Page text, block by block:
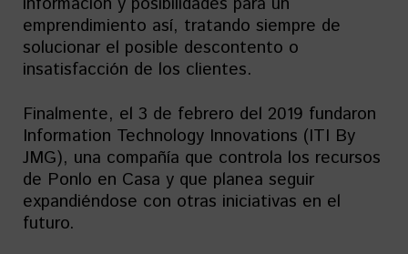
emprendimiento así, tratando siempre de
solucionar el posible descontento o
insatisfacción de los clientes.
Finalmente, el 3 de febrero del 2019 fundaron
Information Technology Innovations (ITI By
JMG), una compañía que controla los recursos
de Ponlo en Casa y que planea seguir
expandiéndose con otras iniciativas en el
futuro.